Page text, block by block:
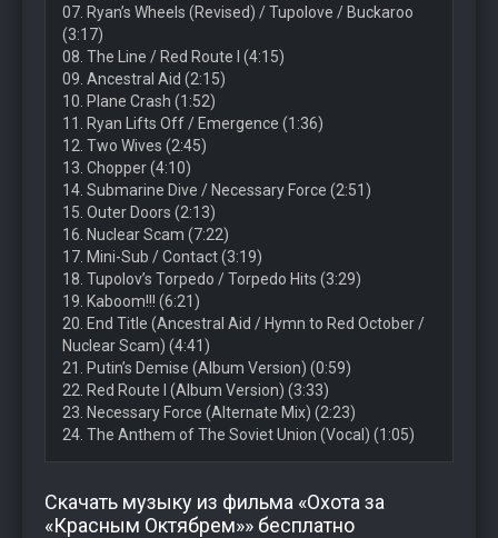
07. Ryan’s Wheels (Revised) / Tupolove / Buckaroo
(3:17)
08. The Line / Red Route I (4:15)
09. Ancestral Aid (2:15)
10. Plane Crash (1:52)
11. Ryan Lifts Off / Emergence (1:36)
12. Two Wives (2:45)
13. Chopper (4:10)
14. Submarine Dive / Necessary Force (2:51)
15. Outer Doors (2:13)
16. Nuclear Scam (7:22)
17. Mini-Sub / Contact (3:19)
18. Tupolov’s Torpedo / Torpedo Hits (3:29)
19. Kaboom!!! (6:21)
20. End Title (Ancestral Aid / Hymn to Red October /
Nuclear Scam) (4:41)
21. Putin’s Demise (Album Version) (0:59)
22. Red Route I (Album Version) (3:33)
23. Necessary Force (Alternate Mix) (2:23)
24. The Anthem of The Soviet Union (Vocal) (1:05)
Скачать музыку из фильма «Охота за
«Красным Октябрем»» бесплатно